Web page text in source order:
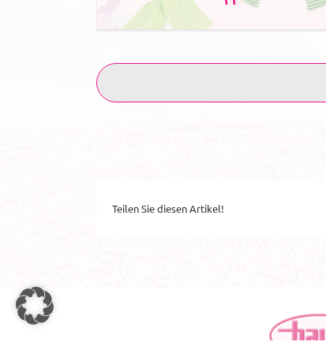
Teilen Sie diesen Artikel!